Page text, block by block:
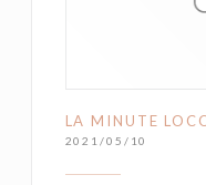
LA MINUTE
2021/05/10